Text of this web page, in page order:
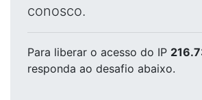
conosco.
Para liberar o acesso do IP
responda ao desafio abaixo.